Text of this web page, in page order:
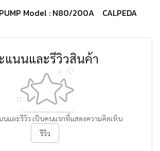
Model : N80/200A
CALPEDA
แนนและรีวิวสินค้า
นและรีวิว เป็นคนแรกที่แสดงความคิดเห็น
รีวิว